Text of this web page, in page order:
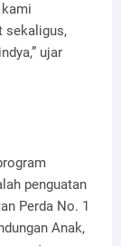
sekaligus,
ujar
penguatan
Perda No. 1
Anak,